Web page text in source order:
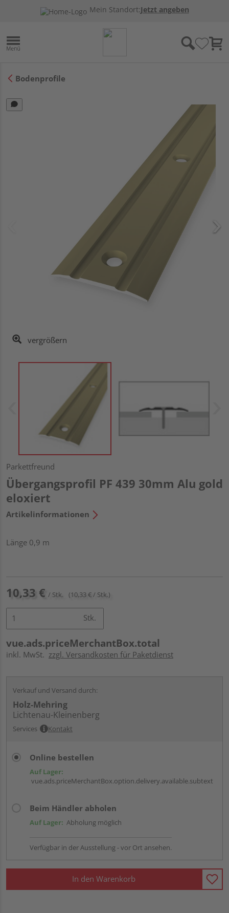
Mein Standort:Jetzt angeben
Bodenprofile
vergrößern
Parkettfreund
Übergangsprofil PF 439 30mm Alu gold
eloxiert
Artikelinformationen
Länge 0,9 m
10,33 € / Stk. (10,33 € / Stk.)
Stk.
vue.ads.priceMerchantBox.total
inkl. MwSt. zzgl. Versandkosten für Paketdienst
Verkauf und Versand durch:
Holz-Mehring
Lichtenau-Kleinenberg
Services Kontakt
Online bestellen
Auf Lager:
vue.ads.priceMerchantBox.option.delivery.available.subtext
Beim Händler abholen
Auf Lager: Abholung möglich
Verfügbar in der Ausstellung - vor Ort ansehen.
In den Warenkorb